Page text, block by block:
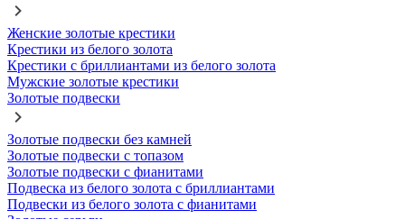
Женские золотые крестики
Крестики из белого золота
Крестики с бриллиантами из белого золота
Мужские золотые крестики
Золотые подвески
Золотые подвески без камней
Золотые подвески с топазом
Золотые подвески с фианитами
Подвеска из белого золота с бриллиантами
Подвески из белого золота с фианитами